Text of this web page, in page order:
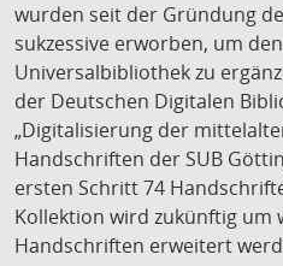
wurden seit der Gründung
sukzessive erworben, um
Universalbibliothek zu
der Deutschen Digitalen
„Digitalisierung der
Handschriften der SUB
ersten Schritt 74
Kollektion wird zukünftig
Handschriften erweitert